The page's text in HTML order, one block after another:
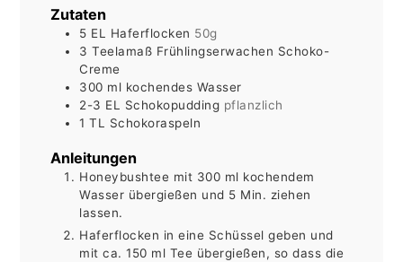
Zutaten
5 EL Haferflocken 50g
3 Teelamaß Frühlingserwachen Schoko-
Creme
300 ml kochendes Wasser
2-3 EL Schokopudding pflanzlich
1 TL Schokoraspeln
Anleitungen
Honeybushtee mit 300 ml kochendem
Wasser übergießen und 5 Min. ziehen
lassen.
Haferflocken in eine Schüssel geben und
mit ca. 150 ml Tee übergießen, so dass die